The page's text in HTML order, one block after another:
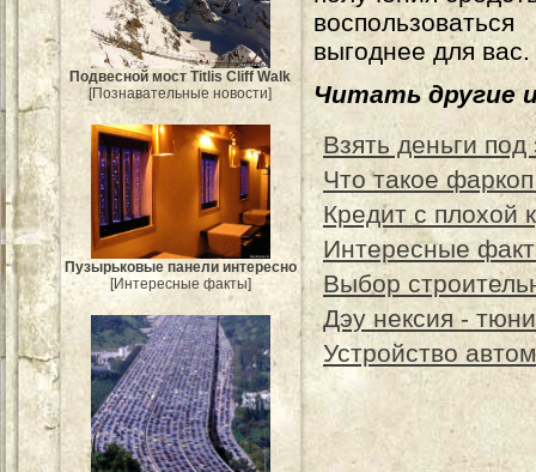
Подвесной мост Titlis Cliff Walk
[Познавательные новости]
Пузырьковые панели интересно
[Интересные факты]
выгоднее для вас.
Читать другие
Взять деньги
Что такое
Кредит с плохой
Интересные
Выбор
Дэу нексия -
Устройство